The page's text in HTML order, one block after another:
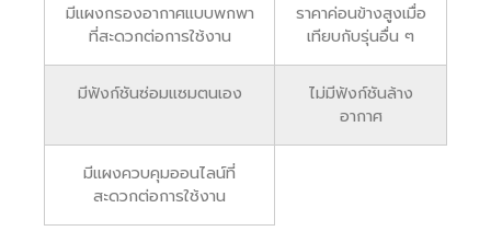
มีแผงกรองอากาศแบบพกพา
ที่สะดวกต่อการใช้งาน
ราคาค่อนข้างสูงเมื่อ
เทียบกับรุ่นอื่น ๆ
มีฟังก์ชันซ่อมแซมตนเอง
ไม่มีฟังก์ชันล้าง
อากาศ
มีแผงควบคุมออนไลน์ที่
สะดวกต่อการใช้งาน